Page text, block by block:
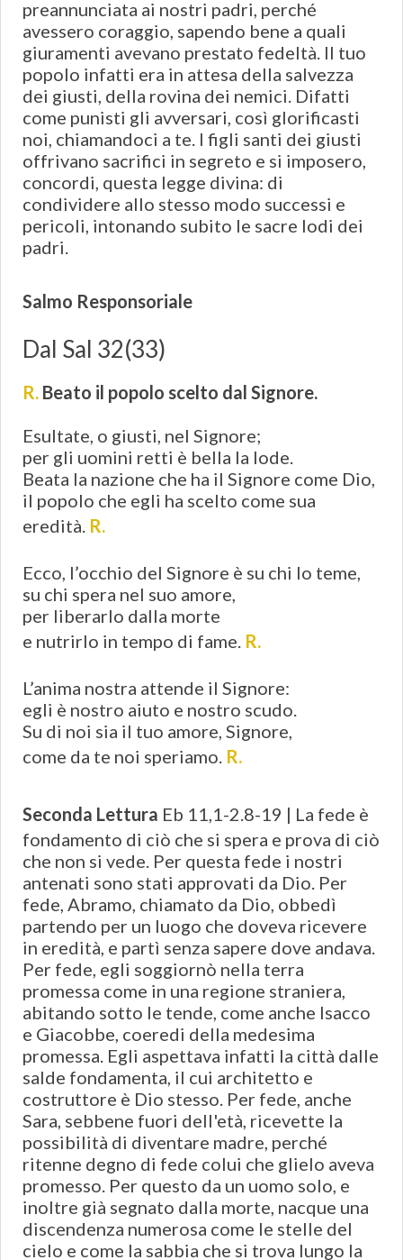
preannunciata ai nostri padri, perché
avessero coraggio, sapendo bene a quali
giuramenti avevano prestato fedeltà. Il tuo
popolo infatti era in attesa della salvezza
dei giusti, della rovina dei nemici. Difatti
come punisti gli avversari, così glorificasti
noi, chiamandoci a te. I figli santi dei giusti
offrivano sacrifici in segreto e si imposero,
concordi, questa legge divina: di
condividere allo stesso modo successi e
pericoli, intonando subito le sacre lodi dei
padri.
Salmo Responsoriale
Dal Sal 32(33)
R. Beato il popolo scelto dal Signore.
Esultate, o giusti, nel Signore;
per gli uomini retti è bella la lode.
Beata la nazione che ha il Signore come Dio,
il popolo che egli ha scelto come sua
eredità. R.
Ecco, l’occhio del Signore è su chi lo teme,
su chi spera nel suo amore,
per liberarlo dalla morte
e nutrirlo in tempo di fame. R.
L’anima nostra attende il Signore:
egli è nostro aiuto e nostro scudo.
Su di noi sia il tuo amore, Signore,
come da te noi speriamo. R.
Seconda Lettura Eb 11,1-2.8-19 | La fede è
fondamento di ciò che si spera e prova di ciò
che non si vede. Per questa fede i nostri
antenati sono stati approvati da Dio. Per
fede, Abramo, chiamato da Dio, obbedì
partendo per un luogo che doveva ricevere
in eredità, e partì senza sapere dove andava.
Per fede, egli soggiornò nella terra
promessa come in una regione straniera,
abitando sotto le tende, come anche Isacco
e Giacobbe, coeredi della medesima
promessa. Egli aspettava infatti la città dalle
salde fondamenta, il cui architetto e
costruttore è Dio stesso. Per fede, anche
Sara, sebbene fuori dell'età, ricevette la
possibilità di diventare madre, perché
ritenne degno di fede colui che glielo aveva
promesso. Per questo da un uomo solo, e
inoltre già segnato dalla morte, nacque una
discendenza numerosa come le stelle del
cielo e come la sabbia che si trova lungo la